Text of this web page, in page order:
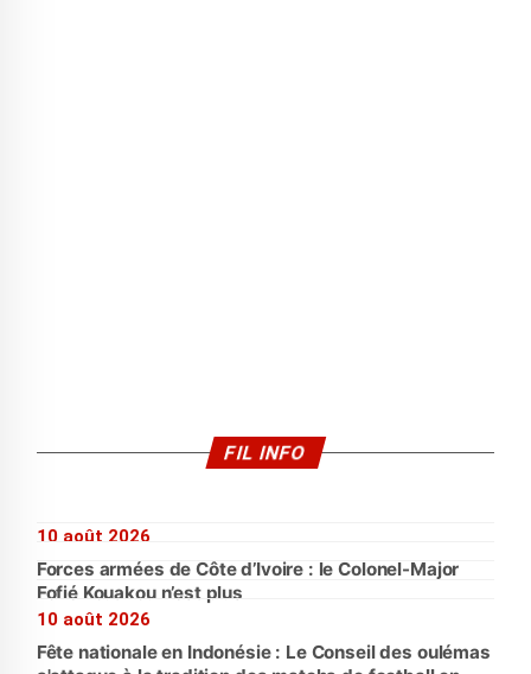
FIL INFO
10 août 2026
Forces armées de Côte d’Ivoire : le Colonel-Major
Fofié Kouakou n’est plus
10 août 2026
Fête nationale en Indonésie : Le Conseil des oulémas